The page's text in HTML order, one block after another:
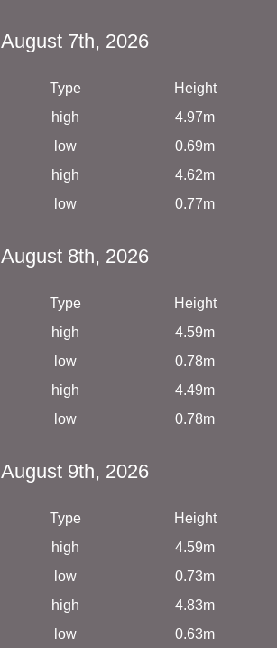
August 7th, 2026
Type
Height
high
4.97m
low
0.69m
high
4.62m
low 0.77m
August 8th, 2026
Type
Height
high
4.59m
low
0.78m
high
4.49m
low 0.78m
August 9th, 2026
Type
Height
high
4.59m
low
0.73m
high
4.83m
low 0.63m